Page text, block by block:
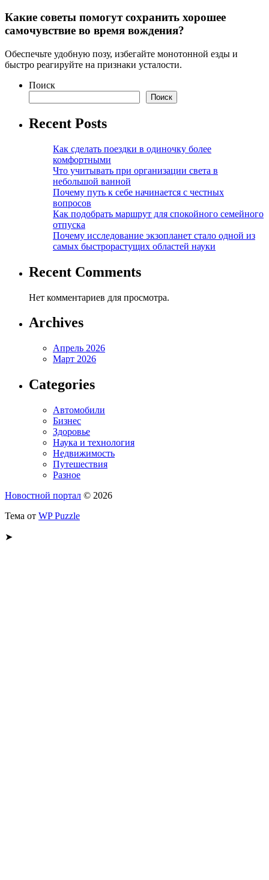
Какие советы помогут сохранить хорошее
самочувствие во время вождения?
Обеспечьте удобную позу, избегайте монотонной езды и
быстро реагируйте на признаки усталости.
Поиск
Поиск
Recent Posts
Как сделать поездки в одиночку более
комфортными
Что учитывать при организации света в
небольшой ванной
Почему путь к себе начинается с честных
вопросов
Как подобрать маршрут для спокойного семейного
отпуска
Почему исследование экзопланет стало одной из
самых быстрорастущих областей науки
Recent Comments
Нет комментариев для просмотра.
Archives
Апрель 2026
Март 2026
Categories
Автомобили
Бизнес
Здоровье
Наука и технология
Недвижимость
Путешествия
Разное
Новостной портал © 2026
Тема от WP Puzzle
➤